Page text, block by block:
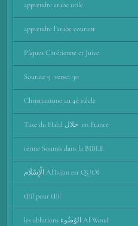
apprendre arabe utile
apprendre l'arabe courant
Pâques Chrétienne et Juive
Sourate 9 verset 30
Christianisme au 4è siècle
Taxe du Halal حلال en France
terme Soumis dans la BIBLE
الْإِسْلَام AlʾIslām est QUOI
Œil pour Œil
les ablutions الوُضُوء Al Woud